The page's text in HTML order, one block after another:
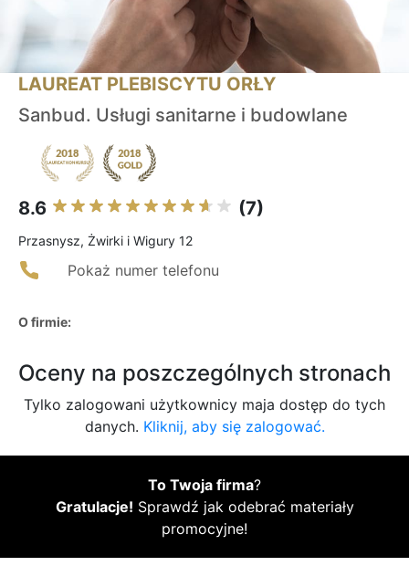
LAUREAT PLEBISCYTU ORŁY
Sanbud. Usługi sanitarne i budowlane
8.6 (7)
Przasnysz, Żwirki i Wigury 12
Pokaż numer telefonu
O firmie:
Oceny na poszczególnych stronach
Tylko zalogowani użytkownicy maja dostęp do tych
danych. Kliknij, aby się zalogować.
To Twoja firma?
Gratulacje! Sprawdź jak odebrać materiały
promocyjne!